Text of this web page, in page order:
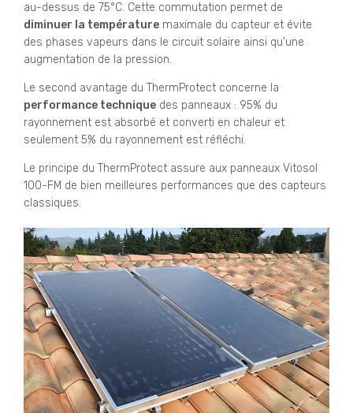
au-dessus de 75°C. Cette commutation permet de
diminuer la température maximale du capteur et évite
des phases vapeurs dans le circuit solaire ainsi qu’une
augmentation de la pression.
Le second avantage du ThermProtect concerne la
performance technique des panneaux : 95% du
rayonnement est absorbé et converti en chaleur et
seulement 5% du rayonnement est réfléchi.
Le principe du ThermProtect assure aux panneaux Vitosol
100-FM de bien meilleures performances que des capteurs
classiques.